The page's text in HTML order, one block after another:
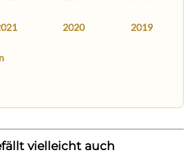
2020 2019
vielleicht auch